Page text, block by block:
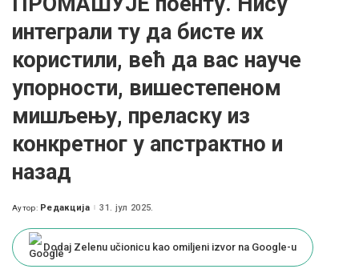
интеграли ту да бисте их
користили, већ да вас науче
упорности, вишестепеном
мишљењу, преласку из
конкретног у апстрактно и
назад
Posted
Аутор: Редакција 31. јул 2025.
Dodaj Zelenu učionicu kao omiljeni izvor na Google-u